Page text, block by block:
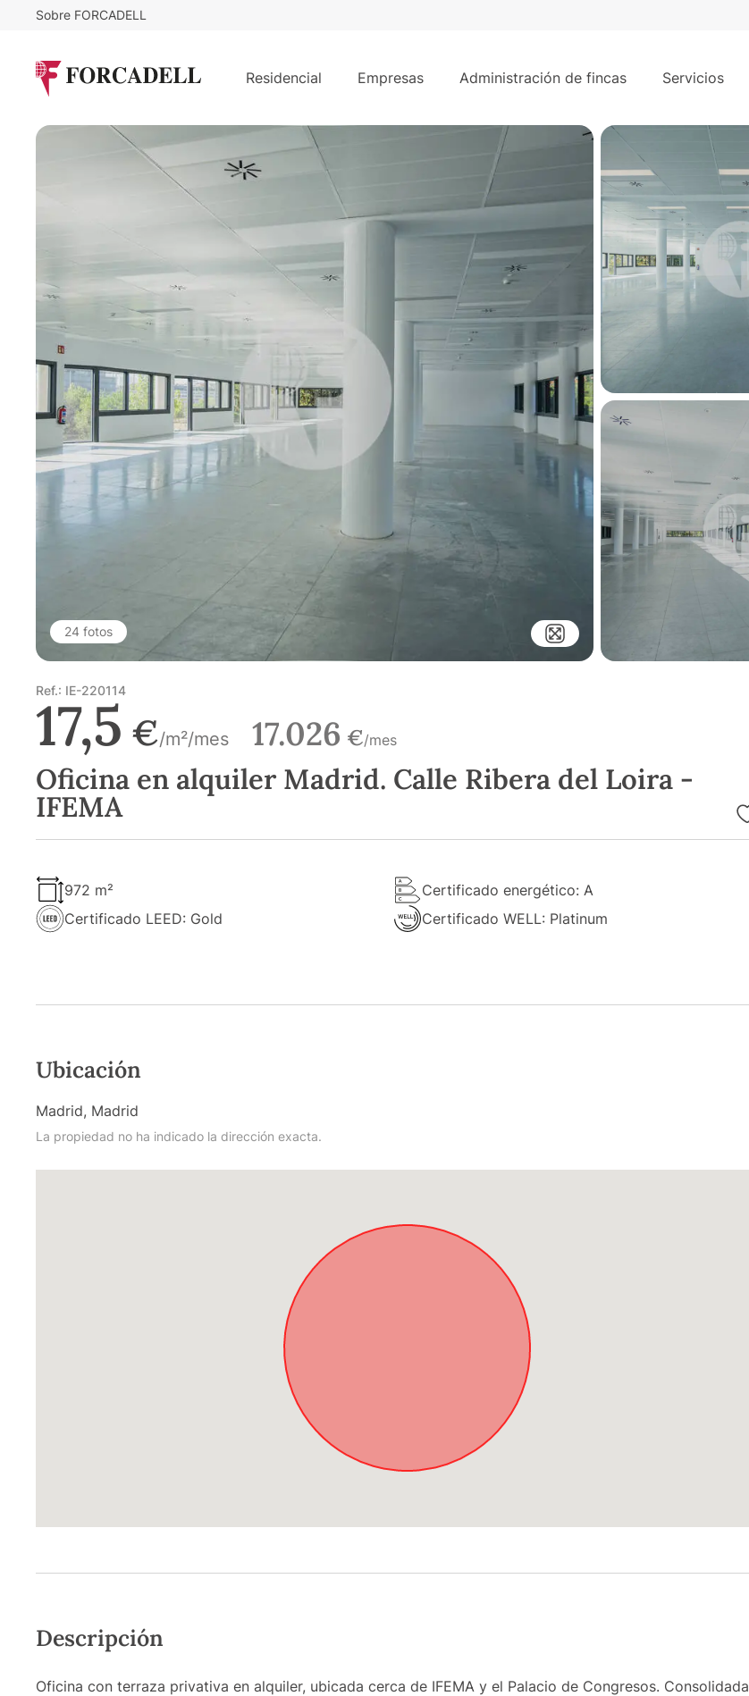
Sobre FORCADELL
Residencial Empresas Administración de fincas Servicios
Oficina en alquiler Madrid. Calle Ribera del Loira - IFEMA
24 fotos
Ref.: IE-220114
17,5 €/m²/mes 17.026 €/mes
Oficina en alquiler Madrid. Calle Ribera del Loira -
IFEMA
972 m²
Certificado energético: A
Certificado LEED: Gold
Certificado WELL: Platinum
Ubicación
Madrid, Madrid
La propiedad no ha indicado la dirección exacta.
Descripción
Oficina con terraza privativa en alquiler, ubicada cerca de IFEMA y el Palacio de Congresos. Consolidada